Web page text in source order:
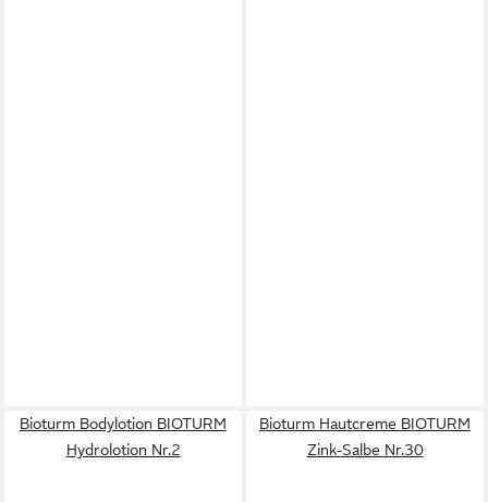
Bioturm Bodylotion BIOTURM
Hydrolotion Nr.2
Bioturm Hautcreme BIOTURM
Zink-Salbe Nr.30